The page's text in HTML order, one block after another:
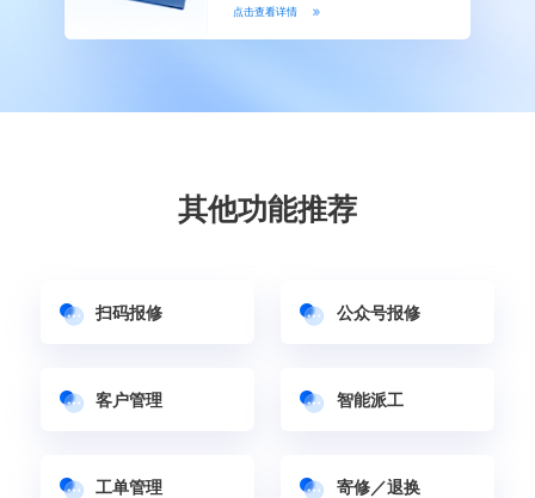
点击查看详情
其他功能推荐
扫码报修 公众号报修
客户管理 智能派工
工单管理 寄修／退换